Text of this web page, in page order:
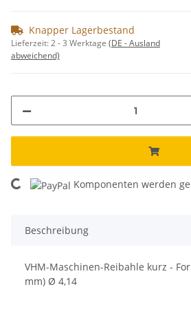
Knapper Lagerbestand
Lieferzeit:2 - 3 Werktage (DE - Ausland
abweichend)
Loading... Komponenten werden
Beschreibung
VHM-Maschinen-Reibahle kurz -
mm) Ø 4,14